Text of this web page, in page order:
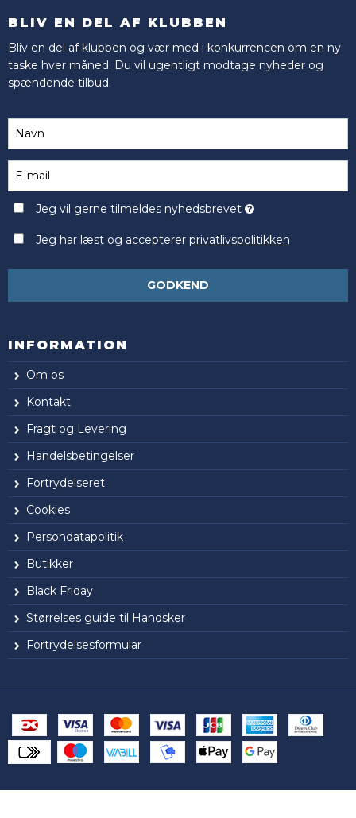
BLIV EN DEL AF KLUBBEN
Bliv en del af klubben og vær med i konkurrencen om en ny
taske hver måned. Du vil ugentligt modtage nyheder og
spændende tilbud.
Jeg vil gerne tilmeldes nyhedsbrevet
Jeg har læst og accepterer privatlivspolitikken
GODKEND
INFORMATION
Om os
Kontakt
Fragt og Levering
Handelsbetingelser
Fortrydelseret
Cookies
Persondatapolitik
Butikker
Black Friday
Størrelses guide til Handsker
Fortrydelsesformular